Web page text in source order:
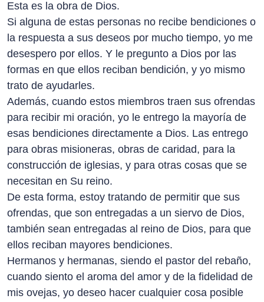
Esta es la obra de Dios.
Si alguna de estas personas no recibe bendiciones o
la respuesta a sus deseos por mucho tiempo, yo me
desespero por ellos. Y le pregunto a Dios por las
formas en que ellos reciban bendición, y yo mismo
trato de ayudarles.
Además, cuando estos miembros traen sus ofrendas
para recibir mi oración, yo le entrego la mayoría de
esas bendiciones directamente a Dios. Las entrego
para obras misioneras, obras de caridad, para la
construcción de iglesias, y para otras cosas que se
necesitan en Su reino.
De esta forma, estoy tratando de permitir que sus
ofrendas, que son entregadas a un siervo de Dios,
también sean entregadas al reino de Dios, para que
ellos reciban mayores bendiciones.
Hermanos y hermanas, siendo el pastor del rebaño,
cuando siento el aroma del amor y de la fidelidad de
mis ovejas, yo deseo hacer cualquier cosa posible